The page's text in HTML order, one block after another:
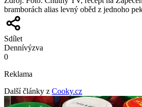
bramborách alias levný oběd z jednoho
Sdílet
Dennívýzva
0
Reklama
Další články z Cooky.cz